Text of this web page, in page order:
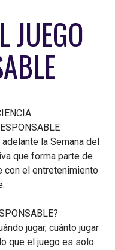
JUEGO
la Semana del
que forma parte de
con el entretenimiento
jugar, cuánto jugar
que el juego es solo